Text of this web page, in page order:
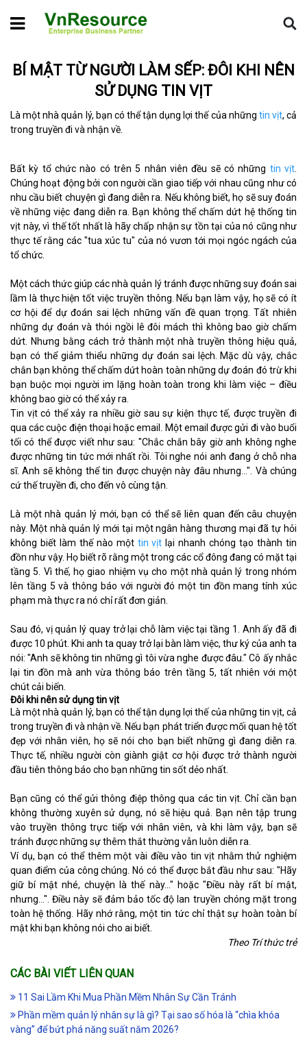
Home Tin chuyên ngành
Bí mật từ người làm sếp: Đôi khi nên
sử dụng tin vịt
BÍ MẬT TỪ NGƯỜI LÀM SẾP: ĐÔI KHI NÊN
SỬ DỤNG TIN VỊT
Là một nhà quản lý, bạn có thể tận dụng lợi thế của những tin vịt, cả
trong truyền đi và nhận về.
Bất kỳ tổ chức nào có trên 5 nhân viên đều sẽ có những tin vịt
Chúng hoạt động bởi con người cần giao tiếp với nhau cũng như có
nhu cầu biết chuyện gì đang diễn ra. Nếu không biết, họ sẽ suy đoán
về những việc đang diễn ra. Bạn không thể chấm dứt hệ thống tin
vịt này, vì thế tốt nhất là hãy chấp nhận sự tồn tại của nó cũng như
thực tế rằng các "tua xúc tu" của nó vươn tới mọi ngóc ngách của
tổ chức.
Một cách thức giúp các nhà quản lý tránh được những suy đoán sai
lầm là thực hiện tốt việc truyền thông. Nếu bạn làm vậy, họ sẽ có ít
cơ hội để dự đoán sai lệch những vấn đề quan trọng. Tất nhiên
những dự đoán và thói ngồi lê đôi mách thì không bao giờ chấm
dứt. Nhưng bằng cách trở thành một nhà truyền thông hiệu quả,
bạn có thể giảm thiểu những dự đoán sai lệch. Mặc dù vậy, chắc
chắn bạn không thể chấm dứt hoàn toàn những dự đoán đó trừ khi
bạn buộc mọi người im lặng hoàn toàn trong khi làm việc – điều
không bao giờ có thể xảy ra.
Tin vịt có thể xảy ra nhiều giờ sau sự kiện thực tế, được truyền đi
qua các cuộc điện thoại hoặc email. Một email được gửi đi vào buổi
tối có thể được viết như sau: "Chắc chắn bây giờ anh không nghe
được những tin tức mới nhất rồi. Tôi nghe nói anh đang ở chỗ nha
sĩ. Anh sẽ không thể tin được chuyện này đâu nhưng…". Và chúng
cứ thế truyền đi, cho đến vô cùng tận.
Là một nhà quản lý mới, bạn có thể sẽ liên quan đến câu chuyện
này. Một nhà quản lý mới tại một ngân hàng thương mại đã tự hỏi
không biết làm thế nào một tin vịt lại nhanh chóng tạo thành tin
đồn như vậy. Họ biết rõ rằng một trong các cổ đông đang có mặt tại
tầng 5. Vì thế, họ giao nhiệm vụ cho một nhà quản lý trong nhóm
lên tầng 5 và thông báo với người đó một tin đồn mang tính xúc
phạm mà thực ra nó chỉ rất đơn giản.
Sau đó, vị quản lý quay trở lại chỗ làm việc tại tầng 1. Anh ấy đã đi
được 10 phút. Khi anh ta quay trở lại bàn làm việc, thư ký của anh ta
nói: "Anh sẽ không tin những gì tôi vừa nghe được đâu." Cô ấy nhắc
lại tin đồn mà anh vừa thông báo trên tầng 5, tất nhiên với một
chút cải biến.
Đôi khi nên sử dụng tin vịt
Là một nhà quản lý, bạn có thể tận dụng lợi thế của những tin vịt, cả
trong truyền đi và nhận về. Nếu bạn phát triển được mối quan hệ tốt
đẹp với nhân viên, họ sẽ nói cho bạn biết những gì đang diễn ra.
Thực tế, nhiều người còn giành giật cơ hội được trở thành người
đầu tiên thông báo cho bạn những tin sốt dẻo nhất.
Bạn cũng có thể gửi thông điệp thông qua các tin vịt. Chỉ cần bạn
không thường xuyên sử dụng, nó sẽ hiệu quả. Bạn nên tập trung
vào truyền thông trực tiếp với nhân viên, và khi làm vậy, bạn sẽ
tránh được những sự thêm thắt thường vẫn luôn diễn ra.
Ví dụ, bạn có thể thêm một vài điều vào tin vịt nhằm thử nghiệm
quan điểm của công chúng. Nó có thể được bắt đầu như sau: "Hãy
giữ bí mật nhé, chuyện là thế này…" hoặc "Điều này rất bí mật,
nhưng…". Điều này sẽ đảm bảo tốc độ lan truyền chóng mặt trong
toàn hệ thống. Hãy nhớ rằng, một tin tức chỉ thật sự hoàn toàn bí
mật khi bạn không nói cho ai biết.
Theo Trí thức trẻ
CÁC BÀI VIẾT LIÊN QUAN
11 Sai Lầm Khi Mua Phần Mềm Nhân Sự Cần Tránh
Phần mềm quản lý nhân sự là gì? Tại sao số hóa là “chìa khóa
vàng” để bứt phá năng suất năm 2026?